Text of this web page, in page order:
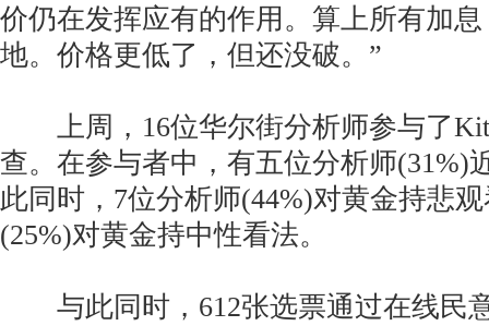
价仍在发挥应有的作用。算上所有加
地。价格更低了，但还没破。”
上周，16位华尔街分析师参与了
查。在参与者中，有五位分析师(31%)
此同时，7位分析师(44%)对黄金持悲
(25%)对黄金持中性看法。
与此同时，612张选票通过在线民